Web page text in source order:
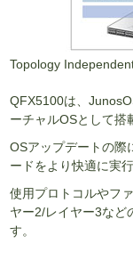
Topology
QFX5100は、
ーチャルOSとして搭
OSアップデートの際
ードをより快適に実
使用プロトコルやフ
ヤー2/レイヤー3など
す。